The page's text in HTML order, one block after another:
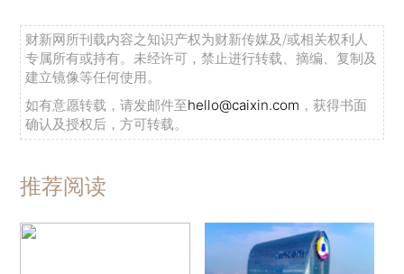
财新网所刊载内容之知识产权为财新传媒及/或相关权利人
专属所有或持有。未经许可，禁止进行转载、摘编、复制及
建立镜像等任何使用。
如有意愿转载，请发邮件至hello@caixin.com ，获得书面
确认及授权后，方可转载。
推荐阅读